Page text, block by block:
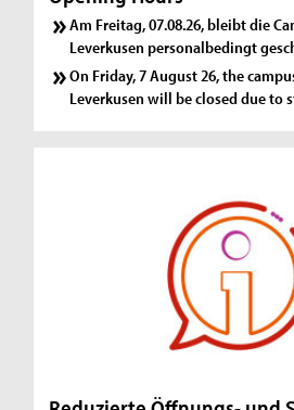
Am Freitag, 07.08.26, bleibt die
Leverkusen personalbedingt
On Friday, 7 August 26, the
Leverkusen will be closed due to